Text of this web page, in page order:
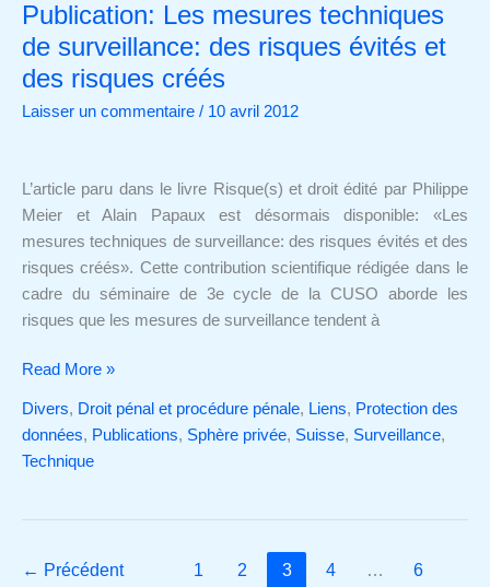
Publication: Les mesures techniques
de surveillance: des risques évités et
des risques créés
Laisser un commentaire / 10 avril 2012
L’article paru dans le livre Risque(s) et droit édité par Philippe
Meier et Alain Papaux est désormais disponible: «Les
mesures techniques de surveillance: des risques évités et des
risques créés». Cette contribution scientifique rédigée dans le
cadre du séminaire de 3e cycle de la CUSO aborde les
risques que les mesures de surveillance tendent à
Publication:
Les
mesures
techniques
de
risques
évités
et
des
risques
créés
Read More »
Divers, Droit pénal et procédure pénale, Liens, Protection des
données, Publications, Sphère privée, Suisse, Surveillance,
Technique
← Précédent 1 2 3 4 … 6